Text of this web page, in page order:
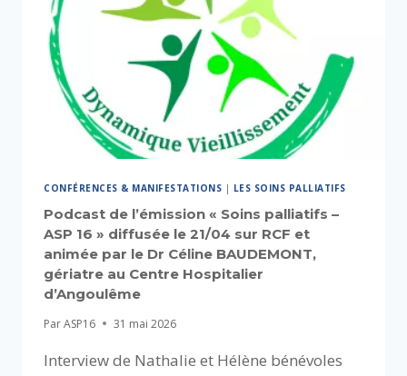
CONFÉRENCES & MANIFESTATIONS | LES SOINS PALLIATIFS
Podcast de l’émission « Soins palliatifs –
ASP 16 » diffusée le 21/04 sur RCF et
animée par le Dr Céline BAUDEMONT,
gériatre au Centre Hospitalier
d’Angoulême
ParASP16 31 mai 2026
Interview de Nathalie et Hélène bénévoles